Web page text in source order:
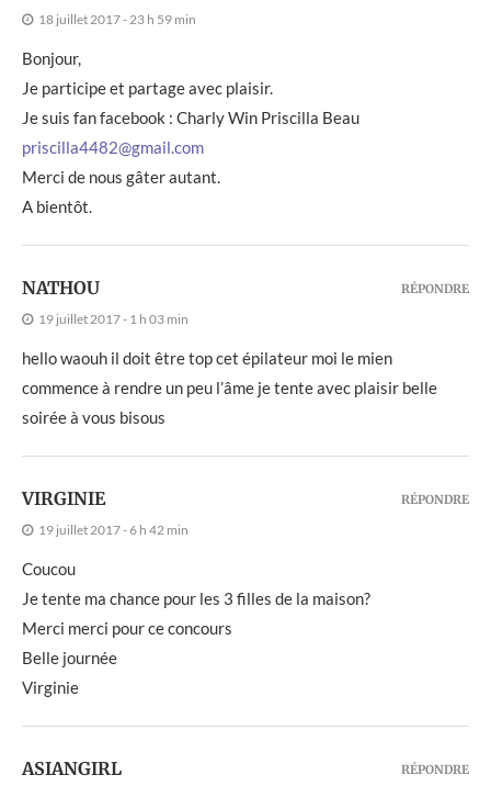
18 juillet 2017 - 23 h 59 min
Bonjour,
Je participe et partage avec plaisir.
Je suis fan facebook : Charly Win Priscilla Beau
priscilla4482@gmail.com
Merci de nous gâter autant.
A bientôt.
NATHOU
19 juillet 2017 - 1 h 03 min
hello waouh il doit être top cet épilateur moi le mien
commence à rendre un peu l’âme je tente avec plaisir belle
soirée à vous bisous
RÉPONDRE
VIRGINIE
19 juillet 2017 - 6 h 42 min
Coucou
Je tente ma chance pour les 3 filles de la maison?
Merci merci pour ce concours
Belle journée
Virginie
RÉPONDRE
ASIANGIRL RÉPONDRE